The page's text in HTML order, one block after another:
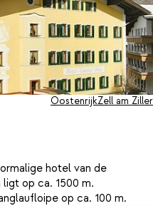
OostenrijkZell am Ziller
hotel van de
op ca. 1500 m.
op ca. 100 m.